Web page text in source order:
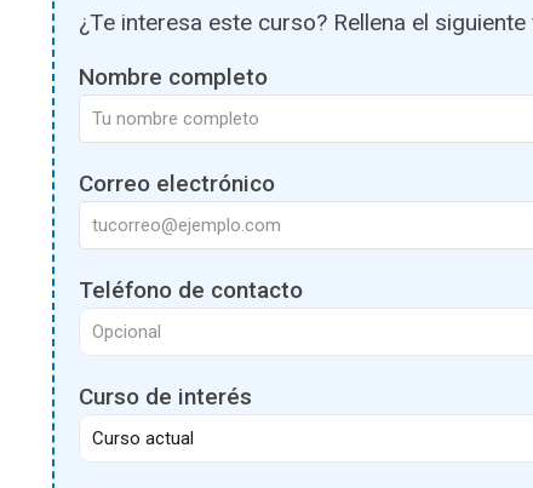
¿Te interesa este curso? Rellena el
Nombre completo
Correo electrónico
Teléfono de contacto
Curso de interés